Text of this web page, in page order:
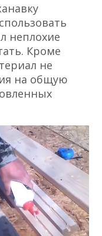
неплохие
Кроме
не
на общую